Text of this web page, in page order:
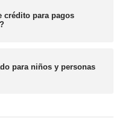
crédito para pagos
para niños y personas